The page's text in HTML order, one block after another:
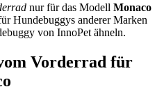
nur für das Modell Monaco
Hundebuggys anderer Marken
von InnoPet ähneln.
Vorderrad für